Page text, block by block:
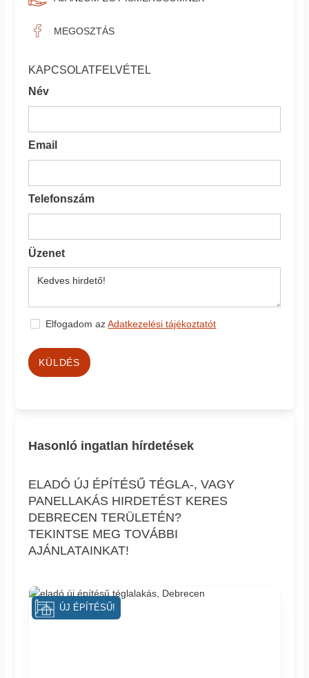
MEGOSZTÁS
KAPCSOLATFELVÉTEL
Név
Email
Telefonszám
Üzenet
Elfogadom azAdatkezelési tájékoztatót
KÜLDÉS
Hasonló ingatlan hírdetések
ELADÓ ÚJ ÉPÍTÉSŰ TÉGLA-, VAGY
PANELLAKÁS HIRDETÉST KERES
DEBRECEN TERÜLETÉN?
TEKINTSE MEG TOVÁBBI
AJÁNLATAINKAT!
ÚJ ÉPÍTÉSŰ!